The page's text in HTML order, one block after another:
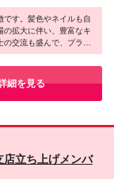
ちの方を歓迎して
！ 【こんな
事にやりがいを感
サー業界に興味が
に関わりたい方 ★
味がある方 ★変化
ワーク軽く行動で
。 決まった仕事だ
できる環境だからこ
会社
別なポジション。
ー業界の最前線で活
大門駅徒歩2分 ＊
を伴う転勤はありません。
です。髪色やネイルも自
の拡大に伴い、豊富なキ
交流も盛んで、プライ
ップを全力でサポートす
な職場です。
細を見る
店立ち上げメンバ